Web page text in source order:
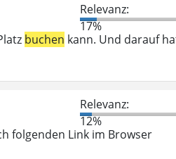
Relevanz:
17%
buchen kann. Und darauf
Relevanz:
12%
folgenden Link im Browser